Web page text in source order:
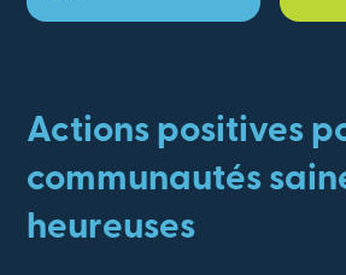
Actions positives
communautés
heureuses